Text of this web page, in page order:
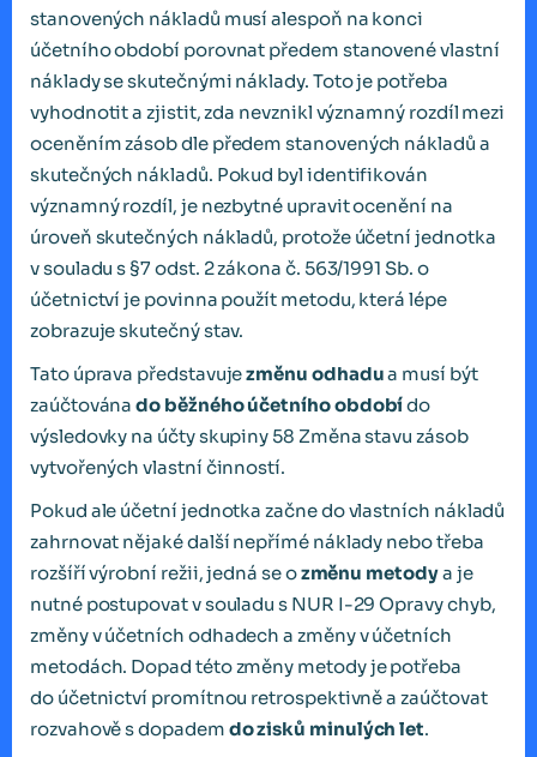
stanovených nákladů musí alespoň na konci
účetního období porovnat předem stanovené vlastní
náklady se skutečnými náklady. Toto je potřeba
vyhodnotit a zjistit, zda nevznikl významný rozdíl mezi
oceněním zásob dle předem stanovených nákladů a
skutečných nákladů. Pokud byl identifikován
významný rozdíl, je nezbytné upravit ocenění na
úroveň skutečných nákladů, protože účetní jednotka
v souladu s §7 odst. 2 zákona č. 563/1991 Sb. o
účetnictví je povinna použít metodu, která lépe
zobrazuje skutečný stav.
Tato úprava představujezměnu odhadua musí být
zaúčtovánado běžného účetního obdobído
výsledovky na účty skupiny 58 Změna stavu zásob
vytvořených vlastní činností.
Pokud ale účetní jednotka začne do vlastních nákladů
zahrnovat nějaké další nepřímé náklady nebo třeba
rozšíří výrobní režii, jedná se ozměnu metodya je
nutné postupovat v souladu s NUR I-29 Opravy chyb,
změny v účetních odhadech a změny v účetních
metodách. Dopad této změny metody je potřeba
do účetnictví promítnou retrospektivně a zaúčtovat
rozvahově s dopadem do zisků minulých let.